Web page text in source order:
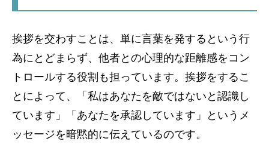
挨拶を交わすことは、単に言葉を発するという行
為にとどまらず、他者との心理的な距離感をコン
トロールする役割も担っています。挨拶をするこ
とによって、「私はあなたを敵ではないと認識し
ています」「あなたを承認しています」というメ
ッセージを暗黙的に伝えているのです。